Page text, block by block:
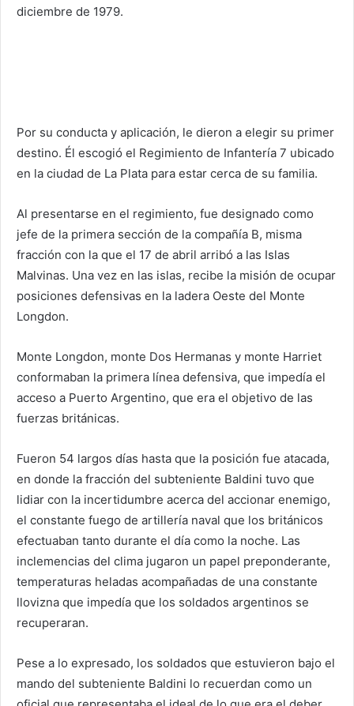
diciembre de 1979.
Por su conducta y aplicación, le dieron a elegir su primer
destino. Él escogió el Regimiento de Infantería 7 ubicado
en la ciudad de La Plata para estar cerca de su familia.
Al presentarse en el regimiento, fue designado como
jefe de la primera sección de la compañía B, misma
fracción con la que el 17 de abril arribó a las Islas
Malvinas. Una vez en las islas, recibe la misión de ocupar
posiciones defensivas en la ladera Oeste del Monte
Longdon.
Monte Longdon, monte Dos Hermanas y monte Harriet
conformaban la primera línea defensiva, que impedía el
acceso a Puerto Argentino, que era el objetivo de las
fuerzas británicas.
Fueron 54 largos días hasta que la posición fue atacada,
en donde la fracción del subteniente Baldini tuvo que
lidiar con la incertidumbre acerca del accionar enemigo,
el constante fuego de artillería naval que los británicos
efectuaban tanto durante el día como la noche. Las
inclemencias del clima jugaron un papel preponderante,
temperaturas heladas acompañadas de una constante
llovizna que impedía que los soldados argentinos se
recuperaran.
Pese a lo expresado, los soldados que estuvieron bajo el
mando del subteniente Baldini lo recuerdan como un